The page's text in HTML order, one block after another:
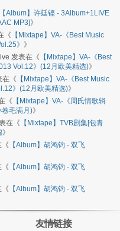
【Album】许廷铿 - 3Album+1LIVE
MP3]》
《 【Mixtape】VA-《Best Music
》 》
发表在《 【Mixtape】VA-《Best
Vol.12》(12月欧美精选)》
在《 【Mixtape】VA-《Best Music
》(12月欧美精选)》
《 【Mixtape】VA-《周氏情歌辑
毛满月)》
在《 【Mixtape】TVB剧集[包青
》
《 【Album】胡鸿钧 - 双飞
《 【Album】胡鸿钧 - 双飞
《 【Album】胡鸿钧 - 双飞
友情链接